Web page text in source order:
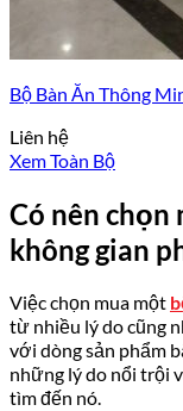
Bộ Bàn Ăn Thông
Liên hệ
Xem Toàn Bộ
Có nên chọn
không gian
Việc chọn mua một
từ nhiều lý do cũng
với dòng sản phẩm
những lý do nổi trội
tìm đến nó.